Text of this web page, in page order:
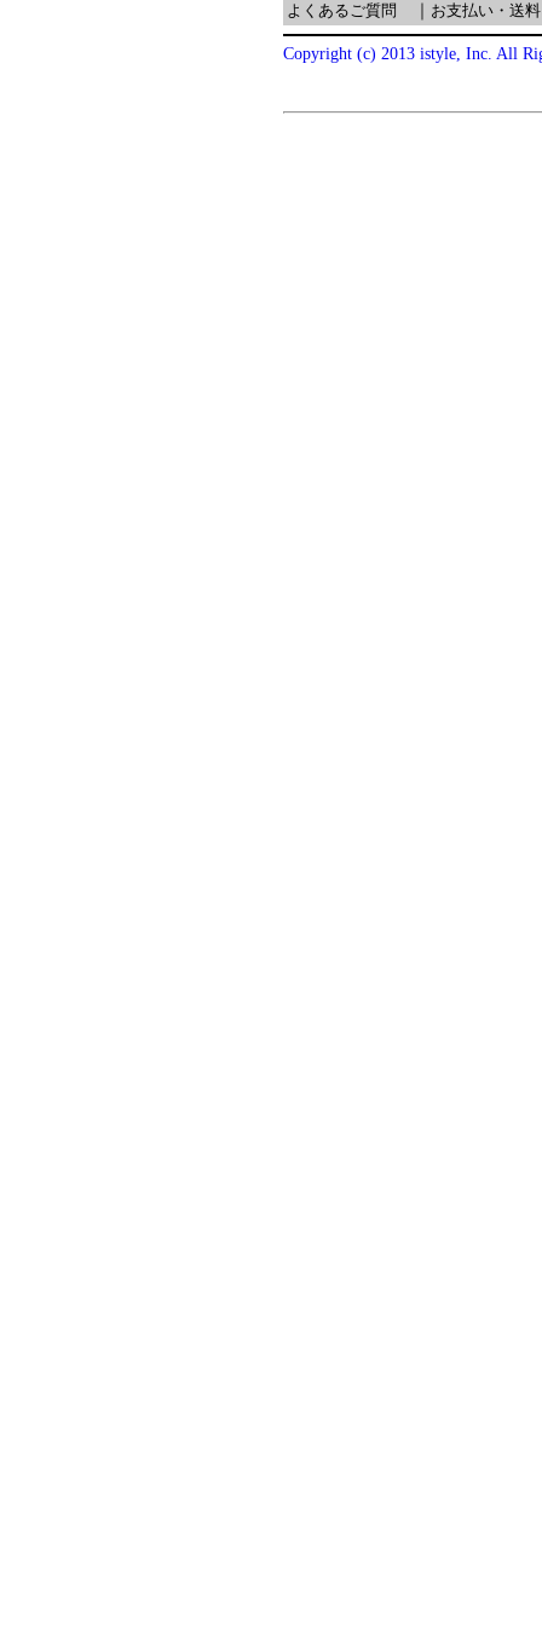
よくあるご質問 お支払い・送料
Copyright (c) 2013 istyle, Inc. All